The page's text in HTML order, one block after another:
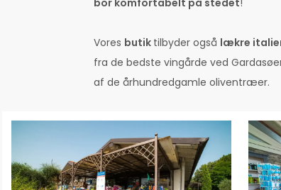
bor komfortabelt på stedet!
Vores butik tilbyder også lækre
fra de bedste vingårde ved
af de århundredgamle oliventræer.